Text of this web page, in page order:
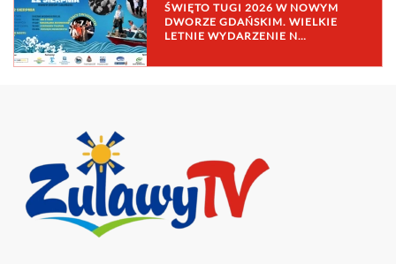
ŚWIĘTO TUGI 2026 W NOWYM
DWORZE GDAŃSKIM. WIELKIE
LETNIE WYDARZENIE N…